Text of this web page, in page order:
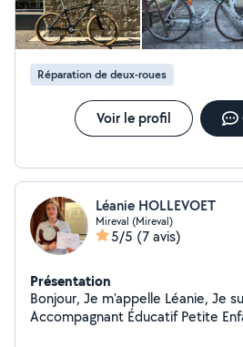
Réparation de deux-roues
Voir le profil
Léanie HOLLEVOET
Mireval (Mireval)
5/5 (7 avis)
Présentation
Bonjour, Je m'appelle Léanie, Je suis titulaire du CAP
Accompagnant Éducatif Petite